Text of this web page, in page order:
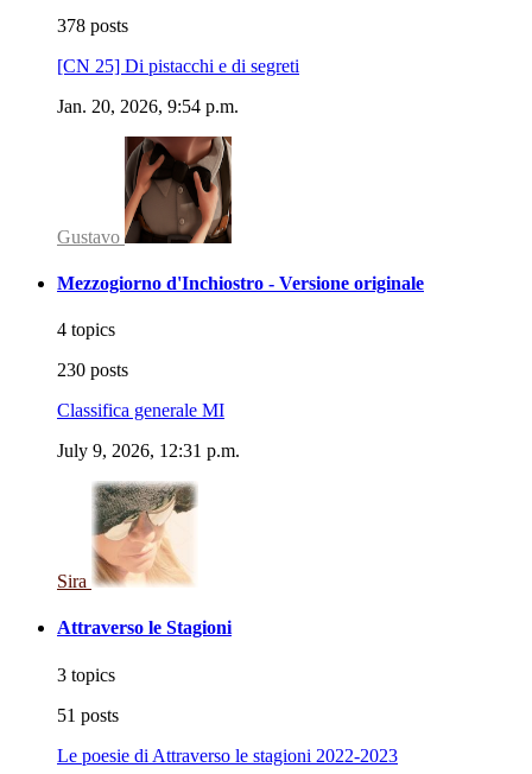
378 posts
[CN 25] Di pistacchi e di segreti
Jan. 20, 2026, 9:54 p.m.
Gustavo
Mezzogiorno d'Inchiostro - Versione originale
4 topics
230 posts
Classifica generale MI
July 9, 2026, 12:31 p.m.
Sira
Attraverso le Stagioni
3 topics
51 posts
Le poesie di Attraverso le stagioni 2022-2023